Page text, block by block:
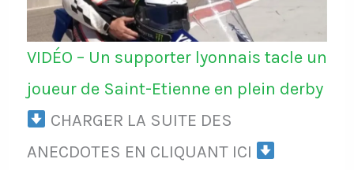
VIDÉO – Un supporter lyonnais tacle un
joueur de Saint-Etienne en plein derby
CHARGER LA SUITE DES
ANECDOTES EN CLIQUANT ICI